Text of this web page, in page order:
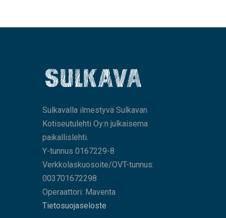
Sulkavalla ilmestyvä Sulkavan
Kotiseutulehti Oy:n julkaisema
paikallislehti.
Y-tunnus 0167229-8
Verkkolaskuosoite/OVT-tunnus:
003701672298
Operaattori: Maventa
Tietosuojaseloste